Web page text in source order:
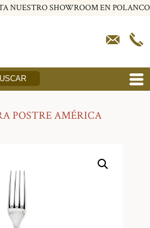
NUESTRO SHOWROOM EN POLANCO
POSTRE AMÉRICA